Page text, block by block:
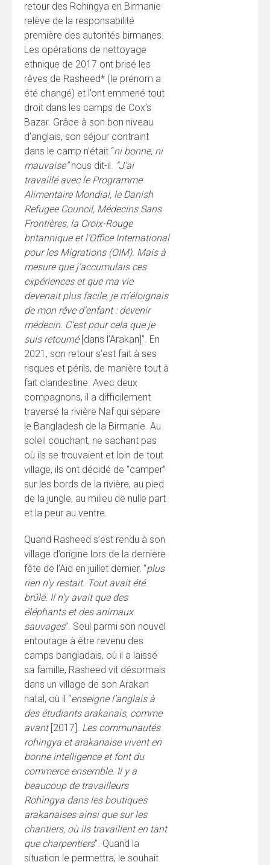
retour des Rohingya en Birmanie
relève de la responsabilité
première des autorités birmanes.
Les opérations de nettoyage
ethnique de 2017 ont brisé les
rêves de Rasheed* (le prénom a
été changé) et l’ont emmené tout
droit dans les camps de Cox’s
Bazar. Grâce à son bon niveau
d’anglais, son séjour contraint
dans le camp n’était “ni bonne, ni
mauvaise”nous dit-il. “J’ai
travaillé avec le Programme
Alimentaire Mondial, le Danish
Refugee Council, Médecins Sans
Frontières, la Croix-Rouge
britannique et l’Office International
pour les Migrations (OIM). Mais à
mesure que j’accumulais ces
expériences et que ma vie
devenait plus facile, je m’éloignais
de mon rêve d’enfant : devenir
médecin. C’est pour cela que je
suis retourné [dans l’Arakan]”. En
2021, son retour s’est fait à ses
risques et périls, de manière tout à
fait clandestine. Avec deux
compagnons, il a difficilement
traversé la rivière Naf qui sépare
le Bangladesh de la Birmanie. Au
soleil couchant, ne sachant pas
où ils se trouvaient et loin de tout
village, ils ont décidé de “camper”
sur les bords de la rivière, au pied
de la jungle, au milieu de nulle part
et la peur au ventre.
Quand Rasheed s’est rendu à son
village d’origine lors de la dernière
fête de l’Aïd en juillet dernier, “plus
rien n’y restait. Tout avait été
brûlé. Il n’y avait que des
éléphants et des animaux
sauvages”. Seul parmi son nouvel
entourage à être revenu des
camps bangladais, où il a laissé
sa famille, Rasheed vit désormais
dans un village de son Arakan
natal, où il “enseigne l’anglais à
des étudiants arakanais, comme
avant [2017]. Les communautés
rohingya et arakanaise vivent en
bonne intelligence et font du
commerce ensemble. Il y a
beaucoup de travailleurs
Rohingya dans les boutiques
arakanaises ainsi que sur les
chantiers, où ils travaillent en tant
que charpentiers”. Quand la
situation le permettra, le souhait